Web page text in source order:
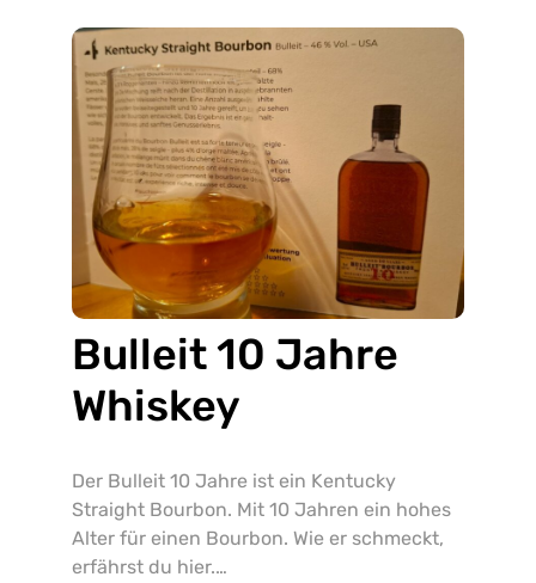
Bulleit 10 Jahre
Whiskey
Der Bulleit 10 Jahre ist ein Kentucky
Straight Bourbon. Mit 10 Jahren ein hohes
Alter für einen Bourbon. Wie er schmeckt,
erfährst du hier.